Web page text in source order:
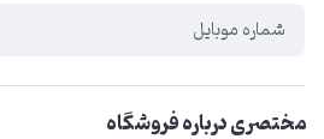
درباره ما
مختصری درباره فروشگاه